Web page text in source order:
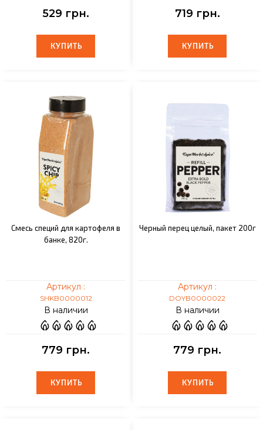
529 грн.
КУПИТЬ
КУПИТЬ
719 грн.
КУПИТЬ
КУПИТЬ
Смесь специй для картофеля в
банке, 820г.
Артикул :
SHKB0000012
В наличии
779 грн.
КУПИТЬ
КУПИТЬ
Черный перец целый, пакет 200г
Артикул :
DOYB0000022
В наличии
779 грн.
КУПИТЬ
КУПИТЬ